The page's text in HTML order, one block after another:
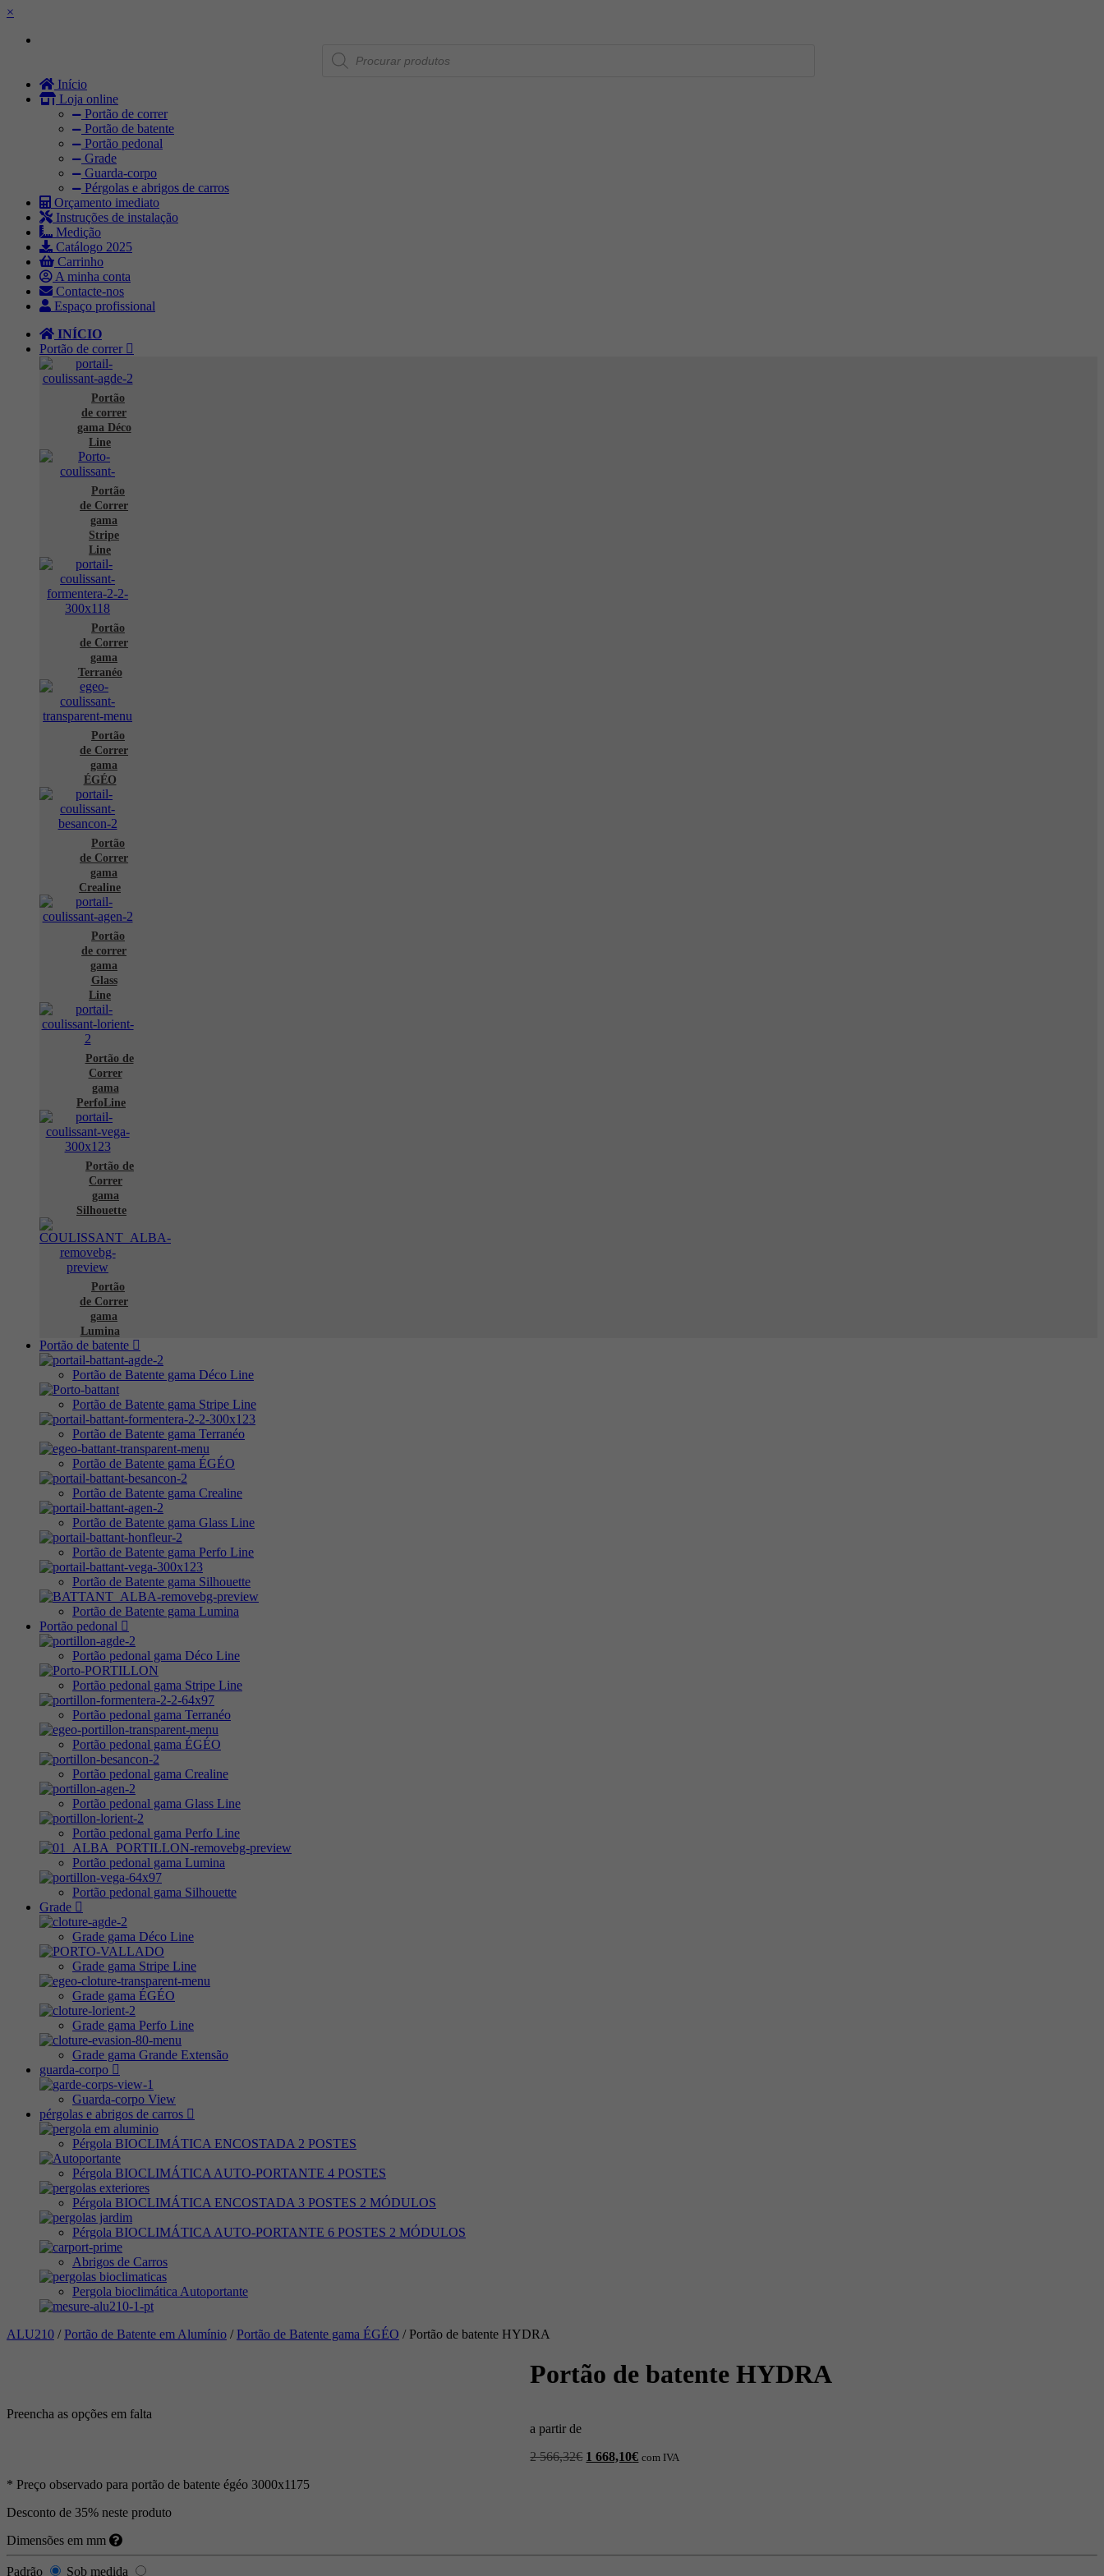
×
Products
search
Início
Loja online
Portão de correr
Portão de batente
Portão pedonal
Grade
Guarda-corpo
Pérgolas e abrigos de carros
Orçamento imediato
Instruções de instalação
Medição
Catálogo 2025
Carrinho
A minha conta
Contacte-nos
Espaço profissional
INÍCIO
Portão de correr
Portão
de correr
gama Déco
Line
Portão
de Correr
gama
Stripe
Line
Portão
de Correr
gama
Terranéo
Portão
de Correr
gama
ÉGÉO
Portão
de Correr
gama
Crealine
Portão
de correr
gama
Glass
Line
Portão de
Correr
gama
PerfoLine
Portão de
Correr
gama
Silhouette
Portão
de Correr
gama
Lumina
Portão de batente
Portão de Batente gama Déco Line
Portão de Batente gama Stripe Line
Portão de Batente gama Terranéo
Portão de Batente gama ÉGÉO
Portão de Batente gama Crealine
Portão de Batente gama Glass Line
Portão de Batente gama Perfo Line
Portão de Batente gama Silhouette
Portão de Batente gama Lumina
Portão pedonal
Portão pedonal gama Déco Line
Portão pedonal gama Stripe Line
Portão pedonal gama Terranéo
Portão pedonal gama ÉGÉO
Portão pedonal gama Crealine
Portão pedonal gama Glass Line
Portão pedonal gama Perfo Line
Portão pedonal gama Lumina
Portão pedonal gama Silhouette
Grade
Grade gama Déco Line
Grade gama Stripe Line
Grade gama ÉGÉO
Grade gama Perfo Line
Grade gama Grande Extensão
guarda-corpo
Guarda-corpo View
pérgolas e abrigos de carros
Pérgola BIOCLIMÁTICA ENCOSTADA 2 POSTES
Pérgola BIOCLIMÁTICA AUTO-PORTANTE 4 POSTES
Pérgola BIOCLIMÁTICA ENCOSTADA 3 POSTES 2 MÓDULOS
Pérgola BIOCLIMÁTICA AUTO-PORTANTE 6 POSTES 2 MÓDULOS
Abrigos de Carros
Pergola bioclimática Autoportante
ALU210 /Portão de Batente em Alumínio /Portão de Batente gama ÉGÉO / Portão de batente HYDRA
Portão de batente HYDRA
Preencha as opções em falta
a partir de
2 566,32€ O
1 668,10€Ocom IVA
* Preço observado para portão de batente égéo 3000x1175
Desconto de 35% neste produto
Dimensões em mm
Padrão Sob medida